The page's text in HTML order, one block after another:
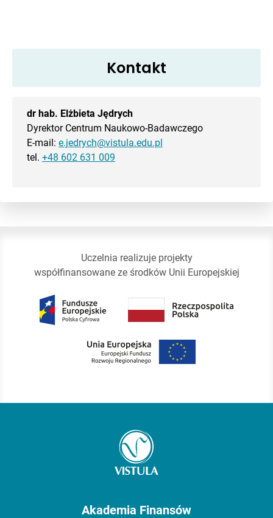
Kontakt
dr hab. Elżbieta Jędrych
Dyrektor Centrum Naukowo-Badawczego
E-mail: e.jedrych@vistula.edu.pl
tel. +48 602 631 009
Uczelnia realizuje projekty
współfinansowane ze środków Unii Europejskiej
Akademia Finansów